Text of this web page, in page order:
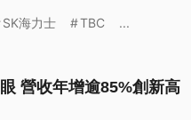
下反而在逐步萎縮，《
SK海力士 TBC ...
營收年增逾85%創新高